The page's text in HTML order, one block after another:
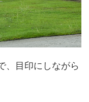
、目印にしながら